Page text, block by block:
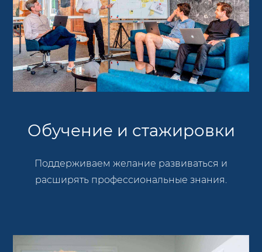
Обучение и стажировки
Поддерживаем желание развиваться и
расширять профессиональные знания.